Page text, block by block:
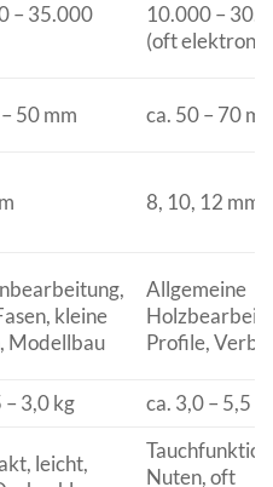
– 35.000
10.000 –
(oft
50 mm ca. 50 – 70
8, 10, 12 mm
kleine
Modellbau
Allgemeine
Profile,
– 3,0 kg ca. 3,0 – 5,5
leicht,
Nuten, oft